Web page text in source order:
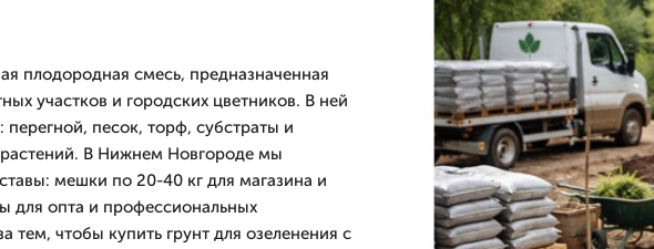
плодородная смесь, предназначенная
участков и городских цветников. В ней
песок, торф, субстраты и
В Нижнем Новгороде мы
мешки по 20-40 кг для магазина и
для опта и профессиональных
тем, чтобы купить грунт для озеленения с